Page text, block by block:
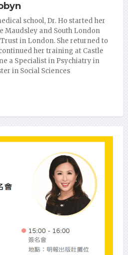
school, Dr. Ho started her
Maudsley and South London
in London. She returned to
her training at Castle
a Specialist in Psychiatry in
in Social Sciences